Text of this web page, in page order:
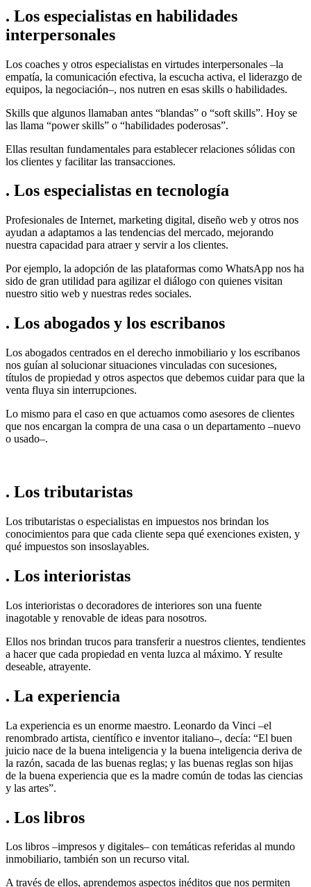
. Los especialistas en habilidades
interpersonales
Los coaches y otros especialistas en virtudes interpersonales –la
empatía, la comunicación efectiva, la escucha activa, el liderazgo de
equipos, la negociación–, nos nutren en esas skills o habilidades.
Skills que algunos llamaban antes “blandas” o “soft skills”. Hoy se
las llama “power skills” o “habilidades poderosas”.
Ellas resultan fundamentales para establecer relaciones sólidas con
los clientes y facilitar las transacciones.
. Los especialistas en tecnología
Profesionales de Internet, marketing digital, diseño web y otros nos
ayudan a adaptamos a las tendencias del mercado, mejorando
nuestra capacidad para atraer y servir a los clientes.
Por ejemplo, la adopción de las plataformas como WhatsApp nos ha
sido de gran utilidad para agilizar el diálogo con quienes visitan
nuestro sitio web y nuestras redes sociales.
. Los abogados y los escribanos
Los abogados centrados en el derecho inmobiliario y los escribanos
nos guían al solucionar situaciones vinculadas con sucesiones,
títulos de propiedad y otros aspectos que debemos cuidar para que la
venta fluya sin interrupciones.
Lo mismo para el caso en que actuamos como asesores de clientes
que nos encargan la compra de una casa o un departamento –nuevo
o usado–.
. Los tributaristas
Los tributaristas o especialistas en impuestos nos brindan los
conocimientos para que cada cliente sepa qué exenciones existen, y
qué impuestos son insoslayables.
. Los interioristas
Los interioristas o decoradores de interiores son una fuente
inagotable y renovable de ideas para nosotros.
Ellos nos brindan trucos para transferir a nuestros clientes, tendientes
a hacer que cada propiedad en venta luzca al máximo. Y resulte
deseable, atrayente.
. La experiencia
La experiencia es un enorme maestro. Leonardo da Vinci –el
renombrado artista, científico e inventor italiano–, decía: “El buen
juicio nace de la buena inteligencia y la buena inteligencia deriva de
la razón, sacada de las buenas reglas; y las buenas reglas son hijas
de la buena experiencia que es la madre común de todas las ciencias
y las artes”.
. Los libros
Los libros –impresos y digitales– con temáticas referidas al mundo
inmobiliario, también son un recurso vital.
A través de ellos, aprendemos aspectos inéditos que nos permiten